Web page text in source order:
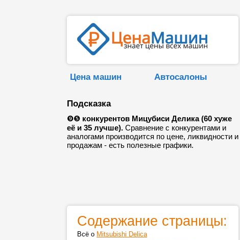
Цена машин Автосалоны
Подсказка
❾❺ конкурентов Мицубиси Делика (60 хуже
её и 35 лучше). Сравнение с конкурентами и
аналогами производится по цене, ликвидности и
продажам - есть полезные графики.
Содержание страницы:
Всё о Mitsubishi Delica